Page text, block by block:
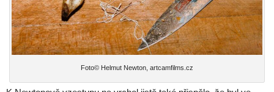
Foto© Helmut Newton, artcamfilms.cz